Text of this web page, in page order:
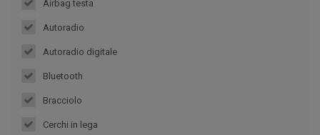
Airbag testa
Autoradio
Autoradio digitale
Bluetooth
Bracciolo
Cerchi in lega